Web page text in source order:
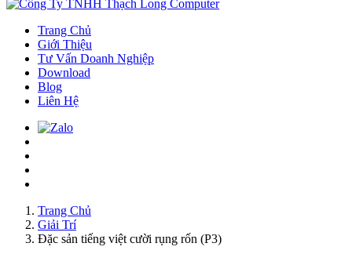
Trang Chủ
Giới Thiệu
Tư Vấn Doanh Nghiệp
Download
Blog
Liên Hệ
Trang Chủ
Giải Trí
Đặc sản tiếng việt cười rụng rốn (P3)